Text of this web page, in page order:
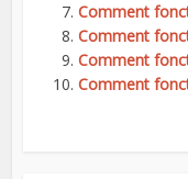
Comment
Comment
Comment
Comment